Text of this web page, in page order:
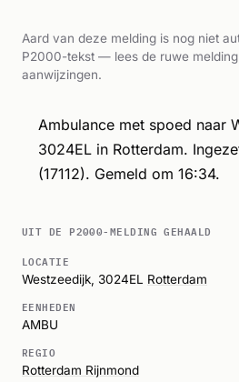
Aard van deze melding is nog niet
P2000-tekst — lees de ruwe
aanwijzingen.
Ambulance met spoed naar
3024EL in Rotterdam.
(17112). Gemeld om 16:34.
UIT DE P2000-MELDING GEHAALD
LOCATIE
Westzeedijk, 3024EL Rotterdam
EENHEDEN
AMBU
REGIO
Rotterdam Rijnmond